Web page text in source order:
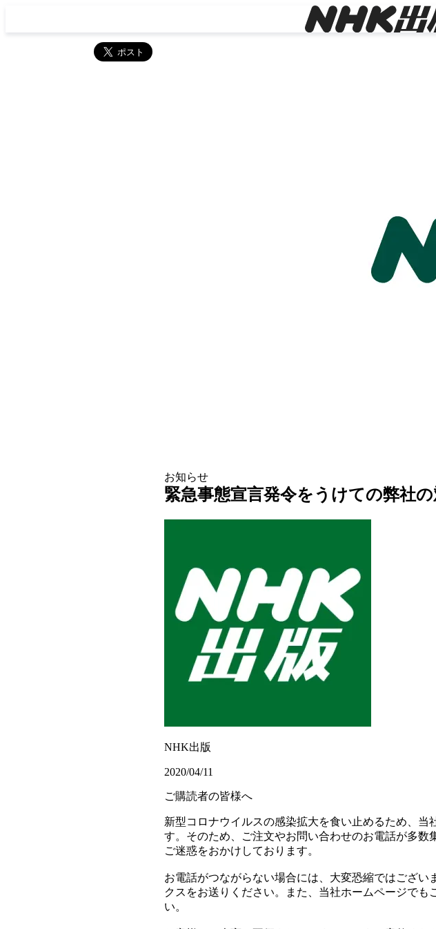
お知らせ
緊急事態宣言発令をうけての弊社
NHK出版
2020/04/11
ご購読者の皆様へ
新型コロナウイルスの感染拡大を食い止めるため、
す。そのため、ご注文やお問い合わせのお電話が多
ご迷惑をおかけしております。
お電話がつながらない場合には、大変恐縮ではござ
クスをお送りください。また、当社ホームページで
い。